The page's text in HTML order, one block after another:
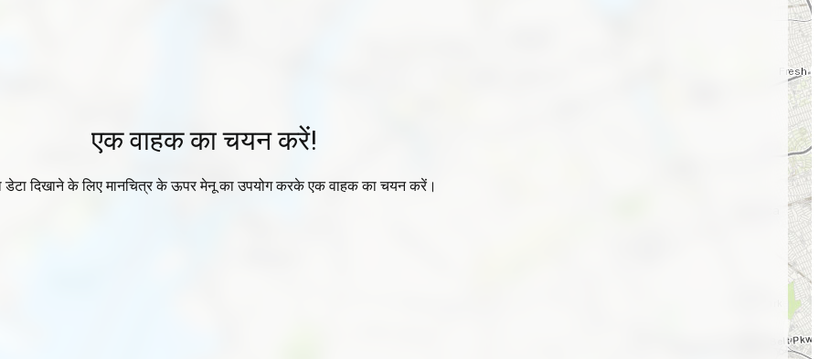
एक वाहक का चयन करें!
डेटा दिखाने के लिए मानचित्र के ऊपर मेनू का उपयोग करके एक वाहक का चयन करें।